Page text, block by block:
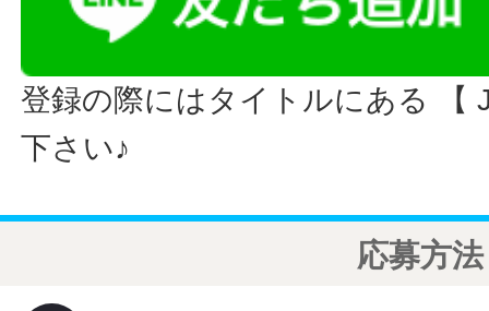
登録の際にはタイトルにある 【
下さい♪
応募方法